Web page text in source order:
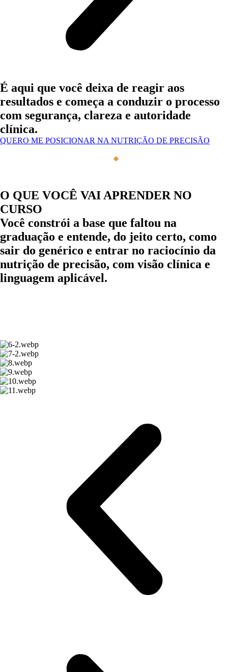
​​É aqui que você deixa de reagir aos
resultados e começa a conduzir o processo
com segurança, clareza e autoridade
clínica.
QUERO ME POSICIONAR NA NUTRIÇÃO DE PRECISÃO
◆DRA. SANDRA
O QUE VOCÊ VAI APRENDER NO
CURSO
Você constrói a base que faltou na
graduação e entende, do jeito certo, como
sair do genérico e entrar no raciocínio da
nutrição de precisão, com visão clínica e
linguagem aplicável.